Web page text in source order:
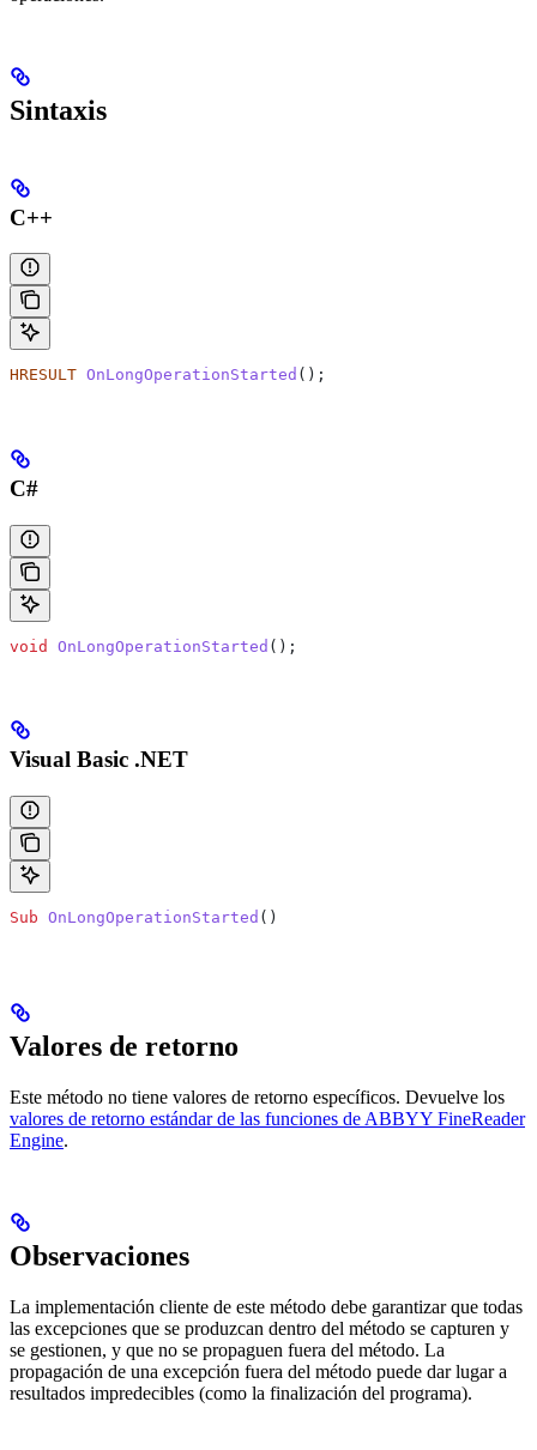
Sintaxis
C++
HRESULT OnLongOperationStarted ();
C#
void OnLongOperationStarted ();
Visual Basic .NET
Sub OnLongOperationStarted ()
Valores de retorno
Este método no tiene valores de retorno específicos. Devuelve los
valores de retorno estándar de las funciones de ABBYY FineReader
Engine.
Observaciones
La implementación cliente de este método debe garantizar que todas
las excepciones que se produzcan dentro del método se capturen y
se gestionen, y que no se propaguen fuera del método. La
propagación de una excepción fuera del método puede dar lugar a
resultados impredecibles (como la finalización del programa).